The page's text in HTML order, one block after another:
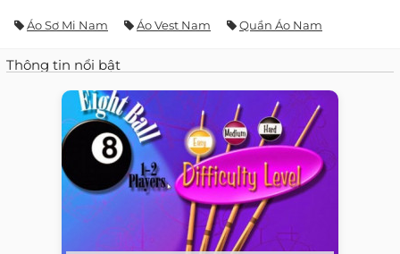
Áo Sơ Mi Nam Áo Vest Nam Quần Áo Nam
Thông tin nổi bật